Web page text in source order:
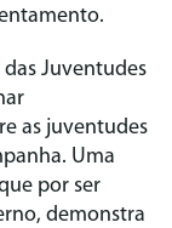
Juventudes
as juventudes
Uma
por ser
demonstra